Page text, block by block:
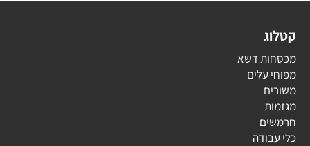
קטלוג
מכסחות דשא
מפוחי עלים
משורים
מגזמות
חרמשים
כלי עבודה